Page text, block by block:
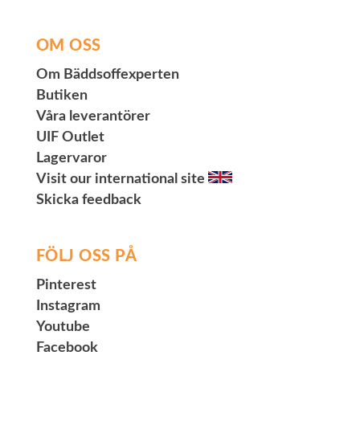
OM OSS
Om Bäddsoffexperten
Butiken
Våra leverantörer
UIF Outlet
Lagervaror
Visit our international site
Skicka feedback
FÖLJ OSS PÅ
Pinterest
Instagram
Youtube
Facebook